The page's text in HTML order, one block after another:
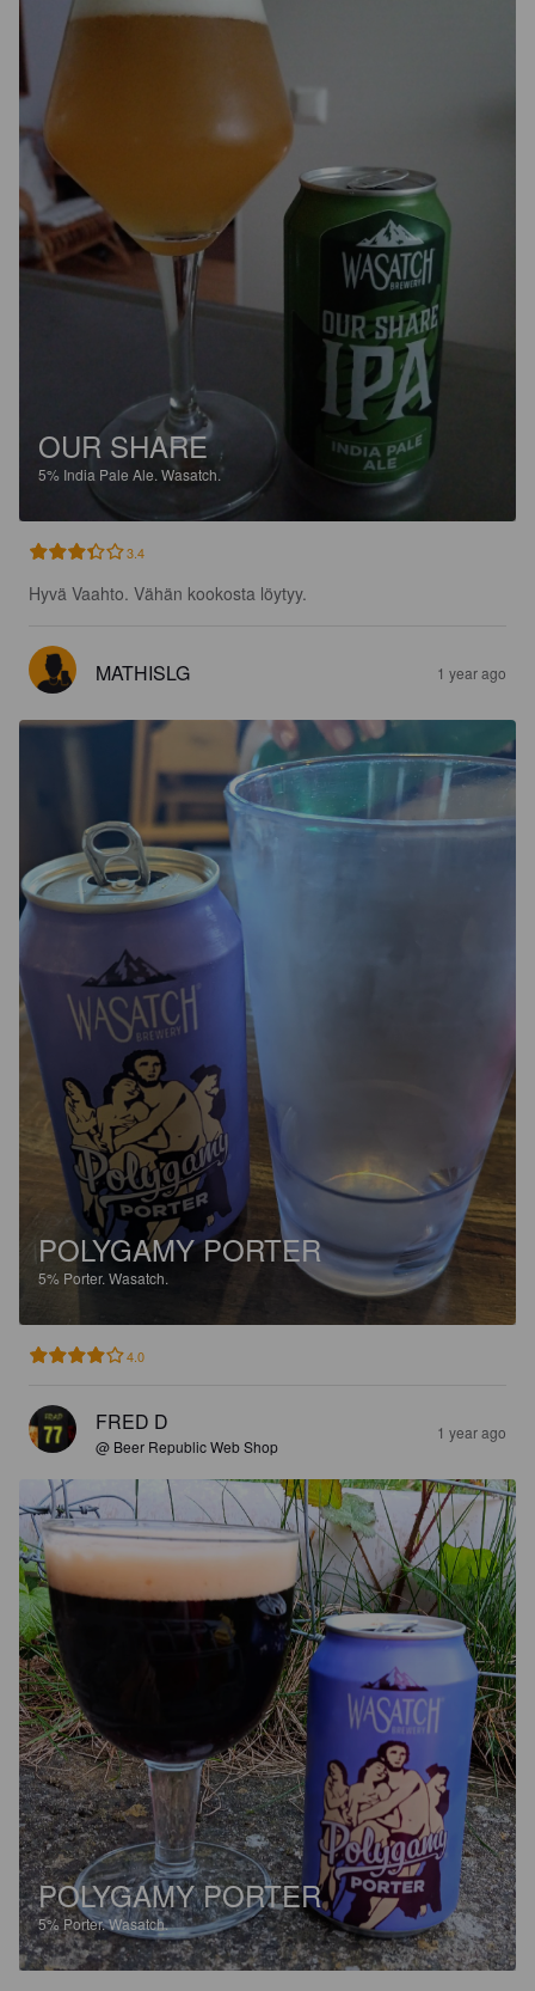
OUR SHARE
5% India Pale Ale. Wasatch.
3.4
Hyvä Vaahto. Vähän kookosta löytyy.
MATHISLG 1 year ago
POLYGAMY PORTER
5% Porter. Wasatch.
4.0
FRED D
@ Beer Republic Web Shop
1 year ago
POLYGAMY PORTER
5%Porter.Wasatch.